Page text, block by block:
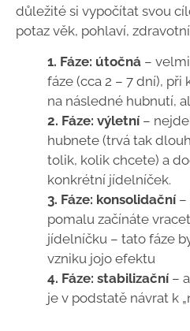
důležité si vypočítat svou
potaz věk, pohlaví,
1. Fáze: útočná –
fáze (cca 2 – 7 dní),
na následné hubnutí,
2. Fáze: výletní –
hubnete (trvá tak
tolik, kolik chcete) a
konkrétní jídelníček.
3. Fáze: konsolidační–
pomalu začínáte
jídelníčku – tato fáze
vzniku jojo efektu
4. Fáze: stabilizační–
je v podstatě návrat k